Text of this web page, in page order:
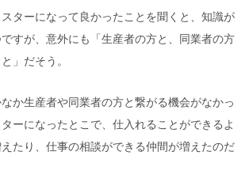
ターになって良かったことを聞くと、知識が
すが、意外にも「生産者の方と、同業者の方
」だそう。
か生産者や同業者の方と繋がる機会がなかっ
ーになったとこで、仕入れることができるよ
たり、仕事の相談ができる仲間が増えたのだ